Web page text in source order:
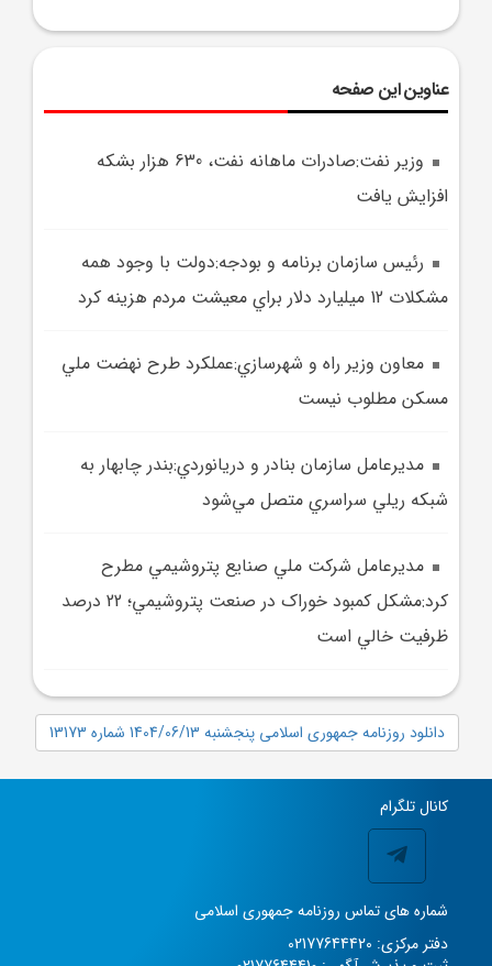
عناوین این صفحه
وزير نفت:صادرات ماهانه نفت، 630 هزار بشکه
افزايش يافت
رئيس سازمان برنامه و بودجه:دولت با وجود همه
مشکلات 12 ميليارد دلار براي معيشت مردم هزينه کرد
معاون وزير راه و شهرسازي:عملکرد طرح نهضت ملي
مسکن مطلوب نيست
مديرعامل سازمان بنادر و دريانوردي:بندر چابهار به
شبکه ريلي سراسري متصل مي‌شود
مديرعامل شرکت ملي صنايع پتروشيمي مطرح
کرد:مشکل کمبود خوراک در صنعت پتروشيمي؛ 22 درصد
ظرفيت خالي است
دانلود روزنامه جمهوری اسلامی پنجشنبه 1404/06/13 شماره 13173
کانال تلگرام
شماره های تماس روزنامه جمهوری اسلامی
دفتر مرکزی: 02177644420